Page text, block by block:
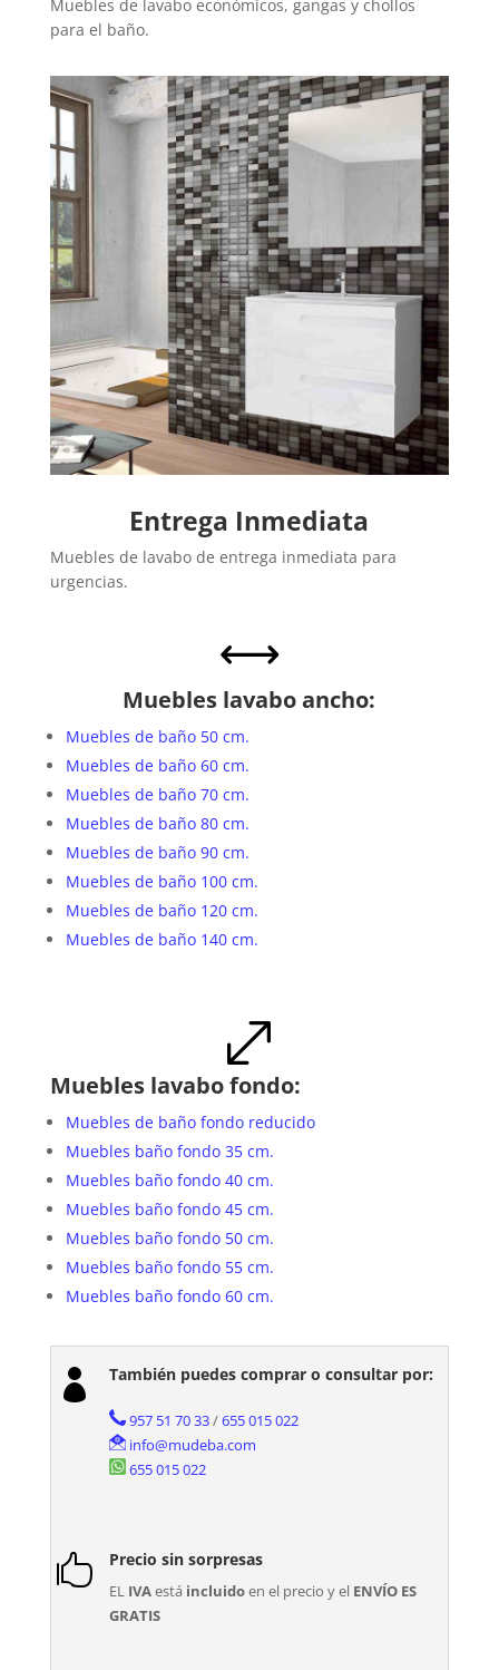
Muebles de lavabo económicos, gangas y chollos
para el baño.
Entrega Inmediata
Muebles de lavabo de entrega inmediata para
urgencias.
,
Muebles lavabo ancho:
Muebles de baño 50 cm.
Muebles de baño 60 cm.
Muebles de baño 70 cm.
Muebles de baño 80 cm.
Muebles de baño 90 cm.
Muebles de baño 100 cm.
Muebles de baño 120 cm.
Muebles de baño 140 cm.
.
Muebles lavabo fondo:
Muebles de baño fondo reducido
Muebles baño fondo 35 cm.
Muebles baño fondo 40 cm.
Muebles baño fondo 45 cm.
Muebles baño fondo 50 cm.
Muebles baño fondo 55 cm.
Muebles baño fondo 60 cm.
 También puedes comprar o consultar por:
957 51 70 33/655 015 022
info@mudeba.com
655 015 022
 Precio sin sorpresas
EL IVAestá incluidoen el precio y el ENVÍO ES
GRATIS